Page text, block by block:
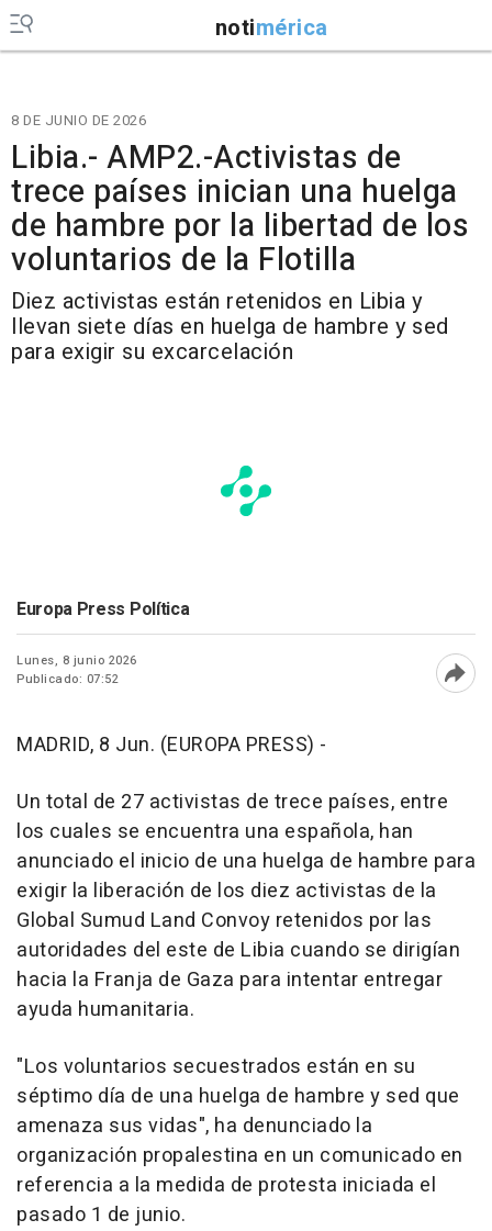
notimérica
8 DE JUNIO DE 2026
Libia.- AMP2.-Activistas de
trece países inician una huelga
de hambre por la libertad de los
voluntarios de la Flotilla
Diez activistas están retenidos en Libia y
llevan siete días en huelga de hambre y sed
para exigir su excarcelación
Europa Press Política
Lunes, 8 junio 2026
Publicado: 07:52
MADRID, 8 Jun. (EUROPA PRESS) -
Un total de 27 activistas de trece países, entre
los cuales se encuentra una española, han
anunciado el inicio de una huelga de hambre para
exigir la liberación de los diez activistas de la
Global Sumud Land Convoy retenidos por las
autoridades del este de Libia cuando se dirigían
hacia la Franja de Gaza para intentar entregar
ayuda humanitaria.
"Los voluntarios secuestrados están en su
séptimo día de una huelga de hambre y sed que
amenaza sus vidas", ha denunciado la
organización propalestina en un comunicado en
referencia a la medida de protesta iniciada el
pasado 1 de junio.